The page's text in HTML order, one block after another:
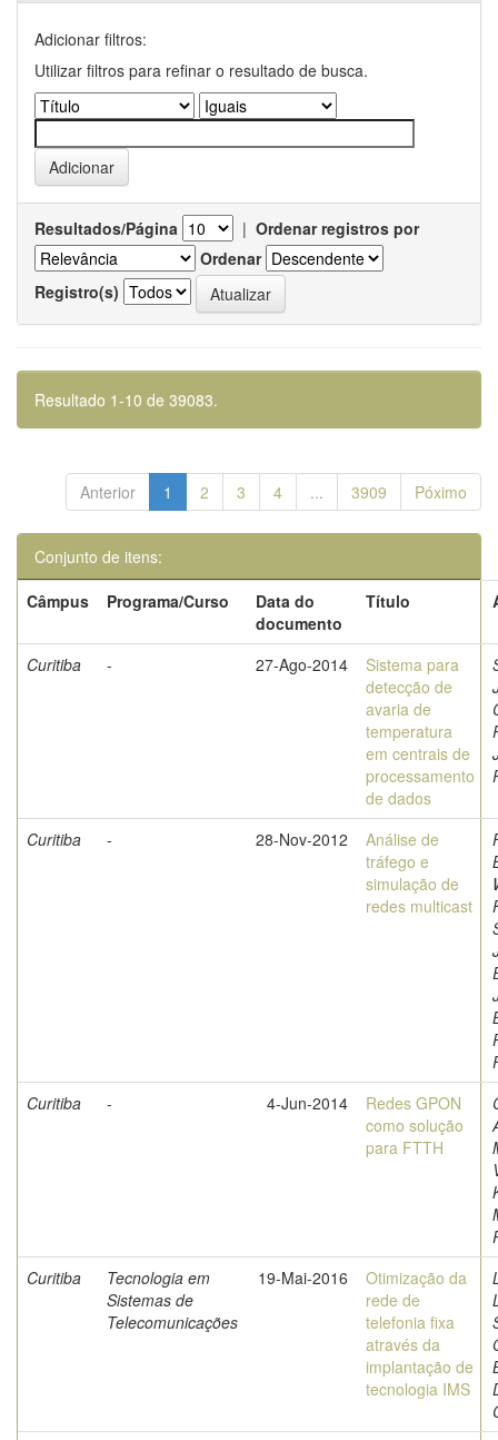
Adicionar filtros:
Utilizar filtros para refinar o resultado de busca.
Resultados/Página | Ordenar registros por
Ordenar
Registro(s)
Resultado 1-10 de 39083.
Anterior 1 2 3 4 ... 3909 Póximo
Conjunto de itens:
Câmpus
Programa/Curso
Data do
documento
Título
Curitiba - 27-Ago-2014
Sistema para
detecção de
avaria de
temperatura
em centrais de
processamento
de dados
Curitiba - 28-Nov-2012
Análise de
tráfego e
simulação de
redes multicast
Curitiba
- 4-Jun-2014
Redes GPON
como solução
para FTTH
Curitiba
Tecnologia em
Sistemas de
Telecomunicações
19-Mai-2016
Otimização da
rede de
telefonia fixa
através da
implantação de
tecnologia IMS